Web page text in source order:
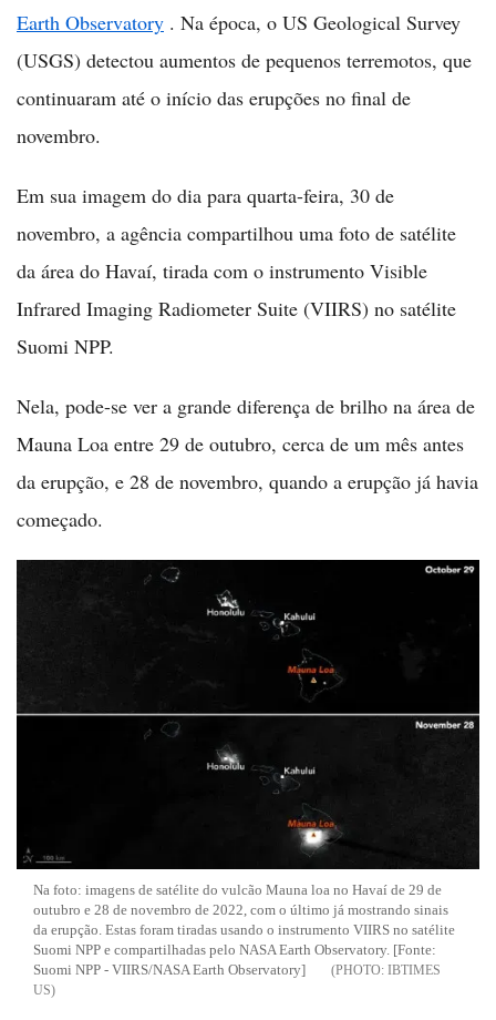
Earth Observatory . Na época, o US Geological Survey
(USGS) detectou aumentos de pequenos terremotos, que
continuaram até o início das erupções no final de
novembro.
Em sua imagem do dia para quarta-feira, 30 de
novembro, a agência compartilhou uma foto de satélite
da área do Havaí, tirada com o instrumento Visible
Infrared Imaging Radiometer Suite (VIIRS) no satélite
Suomi NPP.
Nela, pode-se ver a grande diferença de brilho na área de
Mauna Loa entre 29 de outubro, cerca de um mês antes
da erupção, e 28 de novembro, quando a erupção já havia
começado.
Na foto: imagens de satélite do vulcão Mauna loa no Havaí de 29 de
outubro e 28 de novembro de 2022, com o último já mostrando sinais
da erupção. Estas foram tiradas usando o instrumento VIIRS no satélite
Suomi NPP e compartilhadas pelo NASA Earth Observatory. [Fonte:
Suomi NPP - VIIRS/NASA Earth Observatory]
IBTIMES
US